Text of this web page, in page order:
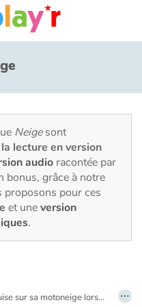
Neigesont
lecture en version
audio racontée par
bonus, grâce à notre
proposons pour ces
et uneversion
.
Aleqa sillonne la banquise sur sa motoneige lorsqu'elle tombe sur une oursonne blessée. Elle lui porte secours, la met à l'abri, l'observe prendre des forces en même temps que son propre ventre s'arrondit. Mais le prédateur aux trousses de l'oursonne n'a pas dit son dernier mot.
…